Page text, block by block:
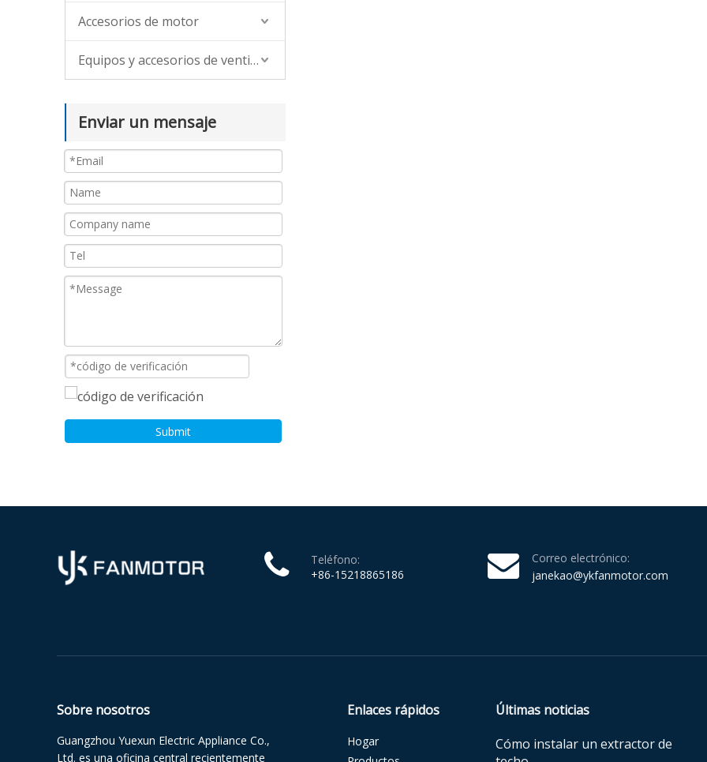
Accesorios de motor
Equipos y accesorios de ventilación
Enviar un mensaje
Submit
Teléfono:
+86-15218865186
Correo electrónico:
janekao@ykfanmotor.com
Sobre nosotros
Guangzhou Yuexun Electric Appliance Co.,
Ltd. es una oficina central recientemente
Enlaces rápidos
Hogar
Últimas noticias
Cómo instalar un extractor de